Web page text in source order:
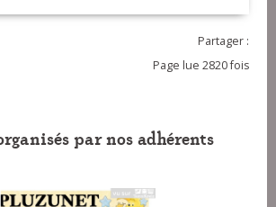
Partager :
Page lue 2820 fois
par nos adhérents